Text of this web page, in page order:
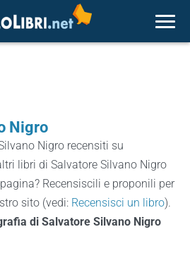
Nigro
Nigro recensiti su
libri di Salvatore Silvano Nigro
Recensiscili e proponili per
sito (vedi: Recensisci un libro).
di Salvatore Silvano Nigro